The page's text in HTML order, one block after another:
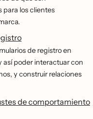
para los clientes
de registro en
así poder interactuar con
y construir relaciones
de comportamiento